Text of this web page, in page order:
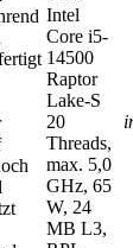
Intel
Core i5-
14500
Raptor
Lake-S
20
Threads,
max. 5,0
GHz, 65
W, 24
MB L3,